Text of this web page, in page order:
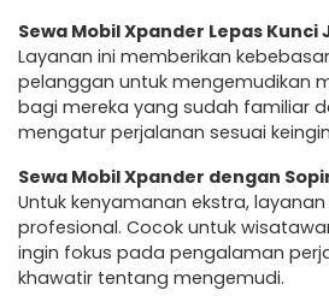
Sewa Mobil Xpander Lepas
Layanan ini memberikan
pelanggan untuk mengemudikan
bagi mereka yang sudah familiar
mengatur perjalanan sesuai
Sewa Mobil Xpander dengan
Untuk kenyamanan ekstra,
profesional. Cocok untuk
ingin fokus pada pengalaman
khawatir tentang mengemudi.